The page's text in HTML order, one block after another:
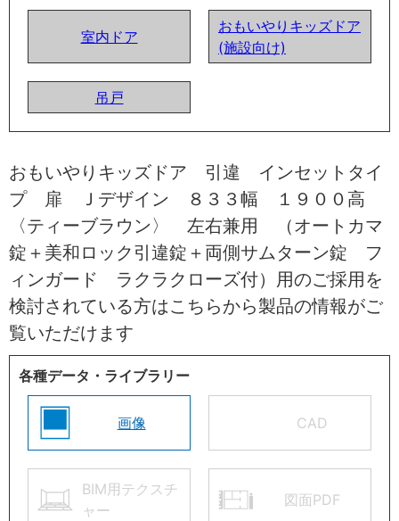
室内ドア
おもいやりキッズドア
(施設向け)
吊戸
おもいやりキッズドア 引違 インセットタイ
プ 扉 Ｊデザイン ８３３幅 １９００高
〈ティーブラウン〉 左右兼用 （オートカマ
錠＋美和ロック引違錠＋両側サムターン錠 フ
ィンガード ラクラクローズ付）用のご採用を
検討されている方はこちらから製品の情報がご
覧いただけます
各種データ・ライブラリー
画像 CAD
BIM用テクスチ
ャー
図面PDF